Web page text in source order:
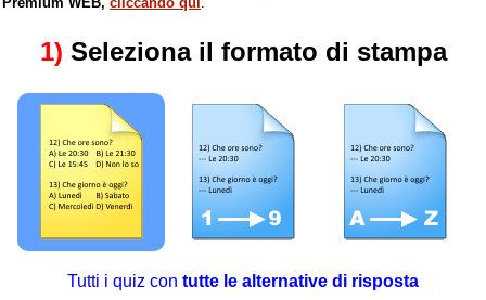
1) Seleziona il formato di stampa
Tutti i quiz con tutte le alternative di risposta